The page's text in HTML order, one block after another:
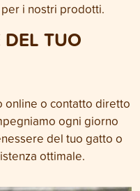
i nostri prodotti.
TUO
online o contatto diretto
ogni giorno
del tuo gatto o
ottimale.